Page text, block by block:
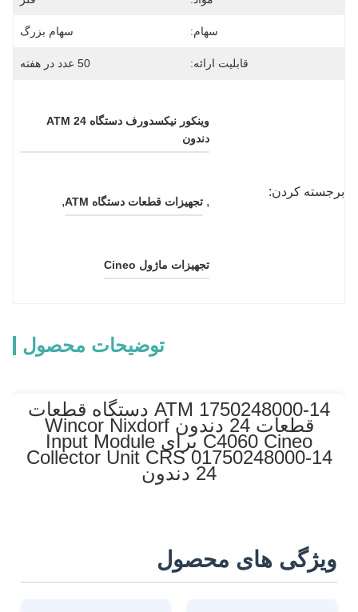
سهام: سهام بزرگ
قابلیت ارائه: 50 عدد در هفته
برجسته کردن:
دندون
, تجهیزات قطعات دستگاه ATM ,
تجهیزات ماژول Cineo
توضیحات محصول
1750248000-14 ATM دستگاه قطعات
قطعات 24 دندون Wincor Nixdorf
C4060 Cineo برای Input Module
Collector Unit CRS 01750248000-14
24 دندون
ویژگی های محصول